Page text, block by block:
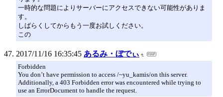
一時的な問題によりサーバーにアクセスできない可能性がありま
す。
しばらくしてからもう一度お試しください。
この
2017/11/16 16:35:45 あるみ・ぼでぃ
Forbidden
You don’t have permission to access /~yu_kamis/on this server.
Additionally, a 403 Forbidden error was encountered while trying to
use an ErrorDocument to handle the request.